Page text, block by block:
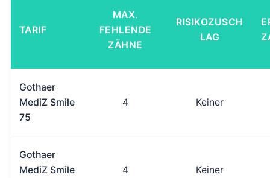
TARIF
MAX.
FEHLENDE
ZÄHNE
RISIKOZUSCH
LAG
Gothaer
MediZ Smile
75
4 Keiner
Gothaer
MediZ Smile
4 Keiner